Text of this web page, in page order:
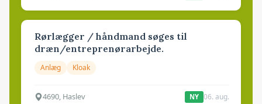
Rørlægger / håndmand søges til
dræn/entreprenørarbejde.
Anlæg Kloak
4690, Haslev NY 06. aug.